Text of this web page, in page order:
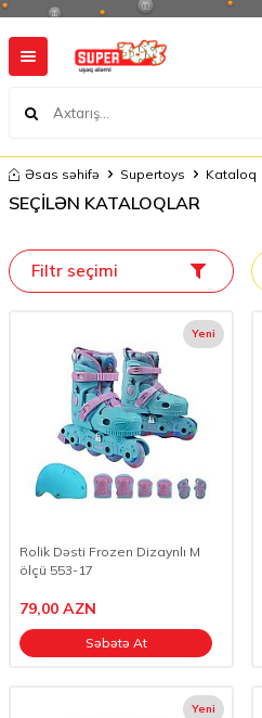
Əsas səhifə Supertoys Kataloq
SEÇİLƏN KATALOQLAR
Filtr seçimi
Yeni
Rolik Dəsti Frozen Dizaynlı M
ölçü 553-17
79,00 AZN
Səbətə At
Yeni